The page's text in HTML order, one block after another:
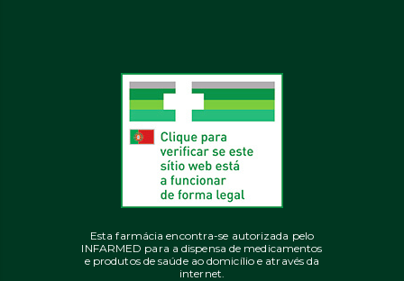
Esta farmácia encontra-se autorizada pelo
INFARMED para a dispensa de medicamentos
e produtos de saúde ao domicílio e através da
internet.